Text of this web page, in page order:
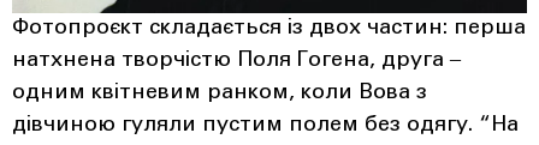
Фотопроєкт складається із двох частин: перша
натхнена творчістю Поля Гогена, друга ‒
одним квітневим ранком, коли Вова з
дівчиною гуляли пустим полем без одягу. “На